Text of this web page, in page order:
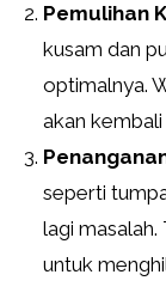
Pemulihan
kusam dan
optimalnya.
akan
seperti
lagi
untuk